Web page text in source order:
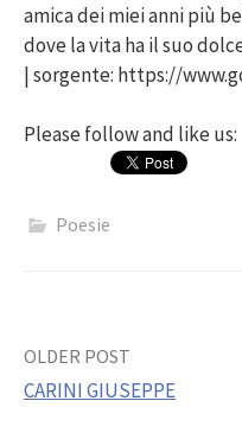
amica dei miei anni più
dove la vita ha il suo
| sorgente: https://
Please follow and like us:
Poesie
Post
OLDER POST
CARINI GIUSEPPE